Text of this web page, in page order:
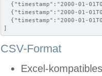
{"timestamp":"2000-01-
{"timestamp":"2000-01-
{"timestamp":"2000-01-
]
CSV-Format
Excel-